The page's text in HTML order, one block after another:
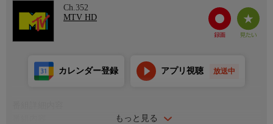
Ch.352
MTV HD
もっと見る
カレンダー登録 アプリ視聴 放送中